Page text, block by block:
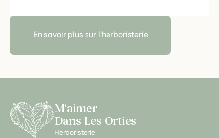
En savoir plus sur l'herboristerie
M'aimer
Dans Les Orties
Herboristerie